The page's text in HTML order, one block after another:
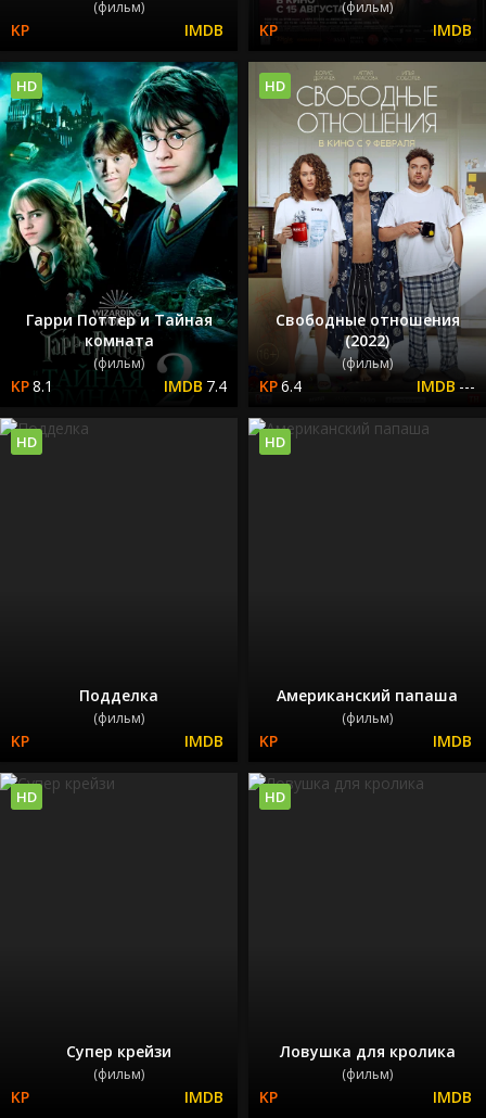
(фильм) (фильм)
Гарри Поттер и Тайная
комната
(фильм)
8.1 7.4
HD
Свободные отношения
(2022)
(фильм)
6.4 ---
HD
Подделка
(фильм)
HD
Американский папаша
(фильм)
HD
Супер крейзи
(фильм)
HD
Ловушка для кролика
(фильм)
HD